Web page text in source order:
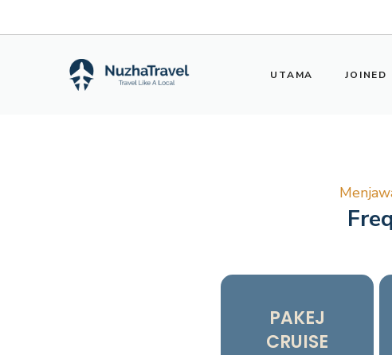
to
UTAMA JOINED
PAKEJ
CRUISE